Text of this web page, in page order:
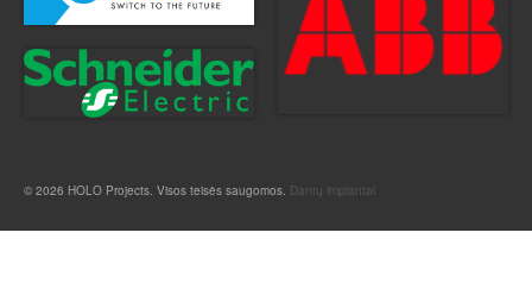
© 2026 HOLO Projects. Visos teisės saugomos. Dantų implantai